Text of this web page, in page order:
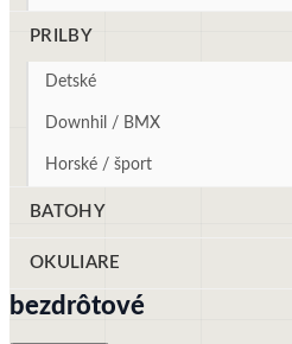
PRILBY
Detské
Downhil / BMX
Horské / šport
BATOHY
OKULIARE
bezdrôtové